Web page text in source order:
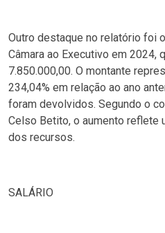
Outro destaque no relatório foi
Câmara ao Executivo em 2024,
7.850.000,00. O montante
234,04% em relação ao ano
foram devolvidos. Segundo o
Celso Betito, o aumento reflete
dos recursos.
SALÁRIO